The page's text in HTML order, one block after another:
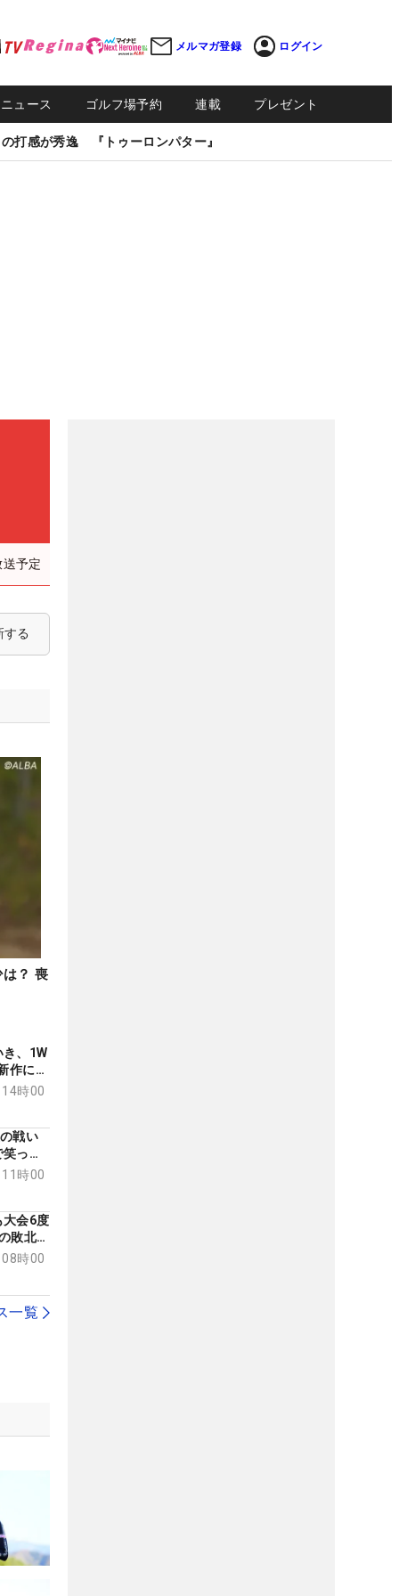
メルマガ登録 ログイン
ュース ゴルフ場予約 連載 プレゼント
打感が秀逸 『トゥーロンパター』
予定
する
は？ 喪
、1W
作にス
時00
戦い
った
時00
大会6度
敗北に
もっと
時00
一覧